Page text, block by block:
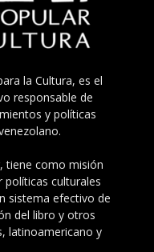
la Cultura, es el
responsable de
y políticas
tiene como misión
culturales
sistema efectivo de
del libro y otros
latinoamericano y